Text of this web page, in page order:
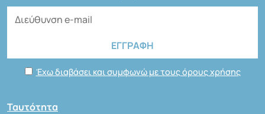
Έχω διαβάσει και συμφωνώ με τους όρους χρήσης
Ταυτότητα